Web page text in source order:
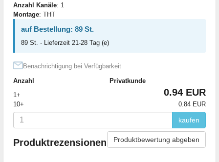
Anzahl Kanäle: 1
Montage: THT
auf Bestellung: 89 St.
89 St. - Lieferzeit 21-28 Tag (e)
Benachrichtigung bei Verfügbarkeit
Anzahl
Privatkunde
1+
0.94 EUR
10+ 0.84 EUR
kaufen
Produktrezensionen Produktbewertung abgeben